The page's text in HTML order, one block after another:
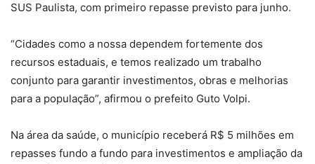
SUS Paulista, com primeiro repasse previsto para junho.
“Cidades como a nossa dependem fortemente dos
recursos estaduais, e temos realizado um trabalho
conjunto para garantir investimentos, obras e melhorias
para a população”, afirmou o prefeito Guto Volpi.
Na área da saúde, o município receberá R$ 5 milhões em
repasses fundo a fundo para investimentos e ampliação da